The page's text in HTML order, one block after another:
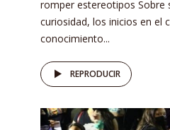
romper estereotipos Sobre
curiosidad, los inicios en el
conocimiento...
REPRODUCIR